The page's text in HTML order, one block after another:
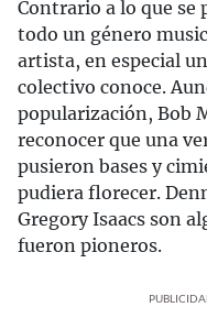
Contrario a lo que se
todo un género
artista, en especial
colectivo conoce.
popularización, Bob
reconocer que una
pusieron bases y
pudiera florecer.
Gregory Isaacs son
fueron pioneros.